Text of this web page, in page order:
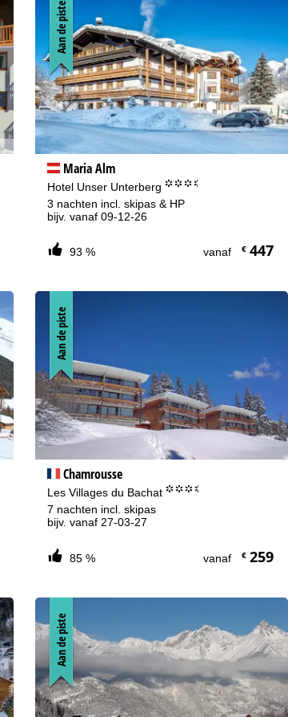
Maria Alm
Hotel Unser Unterberg°°°.
3 nachten incl. skipas & HP
bijv. vanaf 09-12-26
93 % vanaf €447
Aan de piste
Chamrousse
Les Villages du Bachat°°°.
7 nachten incl. skipas
bijv. vanaf 27-03-27
85 % vanaf €259
Aan de piste
Aan de piste